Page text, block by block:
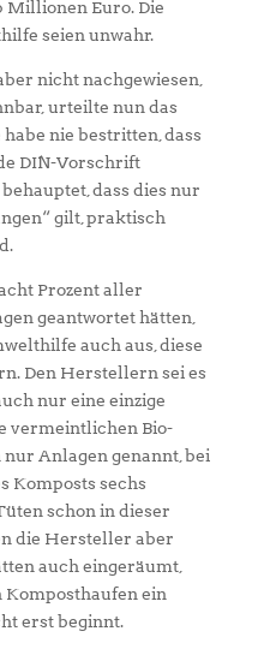
Millionen Euro. Die
seien unwahr.
nicht nachgewiesen,
urteilte nun das
nie bestritten, dass
DIN-Vorschrift
dass dies nur
gilt, praktisch
Prozent aller
geantwortet hätten,
auch aus, diese
Den Herstellern sei es
nur eine einzige
vermeintlichen Bio-
Anlagen genannt, bei
Komposts sechs
schon in dieser
die Hersteller aber
auch eingeräumt,
Komposthaufen ein
erst beginnt.